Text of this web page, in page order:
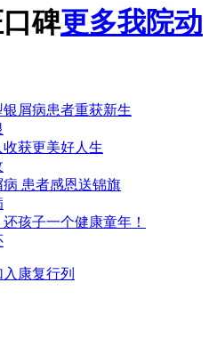
碑更多我院动
康复行列